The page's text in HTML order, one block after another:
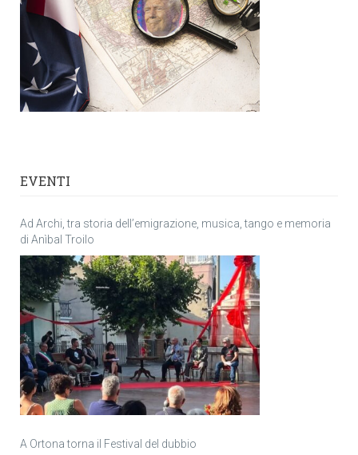
EVENTI
Ad Archi, tra storia dell’emigrazione, musica, tango e memoria
di Anìbal Troilo
A Ortona torna il Festival del dubbio